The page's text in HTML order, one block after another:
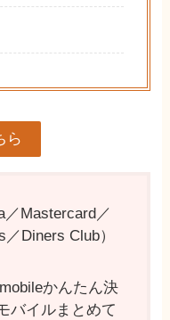
ら
Mastercard／
Diners Club）
かんたん決
バイルまとめて